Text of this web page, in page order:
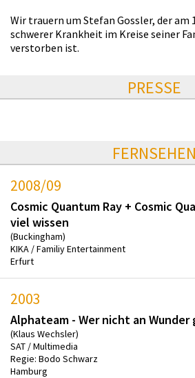
Wir trauern um Stefan Gossler, der am
schwerer Krankheit im Kreise seiner
verstorben ist.
PRESSE
FERNSEHEN
2008/09
Cosmic Quantum Ray + Cosmic
viel wissen
(Buckingham)
KIKA / Familiy Entertainment
Erfurt
2003
Alphateam - Wer nicht an Wunder
(Klaus Wechsler)
SAT / Multimedia
Regie: Bodo Schwarz
Hamburg